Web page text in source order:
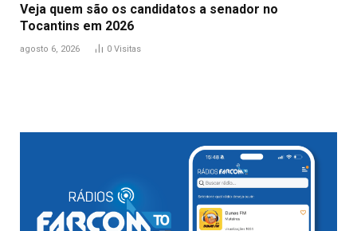
Veja quem são os candidatos a senador no
Tocantins em 2026
agosto 6, 2026 0 Visitas